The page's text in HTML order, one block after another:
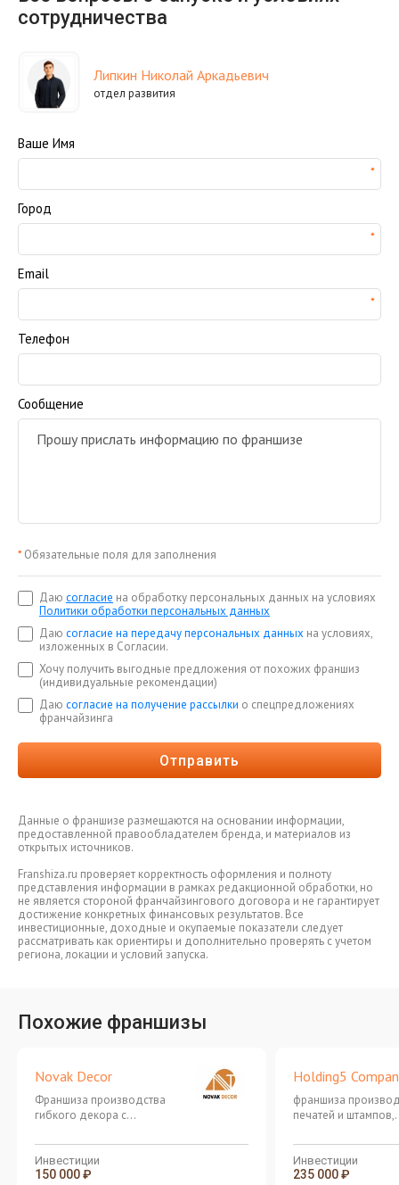
сотрудничества
Липкин Николай Аркадьевич
отдел развития
Ваше Имя
Город
Email
Телефон
Сообщение
* Обязательные поля для заполнения
Даю согласие на обработку персональных данных на условиях
Политики обработки персональных данных
Даю согласие на передачу персональных данных на условиях,
изложенных в Согласии.
Хочу получить выгодные предложения от похожих франшиз
(индивидуальные рекомендации)
Даю согласие на получение рассылки о спецпредложениях
франчайзинга
Отправить
Данные о франшизе размещаются на основании информации,
предоставленной правообладателем бренда, и материалов из
открытых источников.
Franshiza.ru проверяет корректность оформления и полноту
представления информации в рамках редакционной обработки, но
не является стороной франчайзингового договора и не гарантирует
достижение конкретных финансовых результатов. Все
инвестиционные, доходные и окупаемые показатели следует
рассматривать как ориентиры и дополнительно проверять с учетом
региона, локации и условий запуска.
Похожие франшизы
Novak Decor
Франшиза производства
гибкого декора с
рублей
Инвестиции
150 000 ₽
Holding5
франшиза
печатей и штампов,
ремонту и заправке
картриджей для
Инвестиции
235 000 ₽